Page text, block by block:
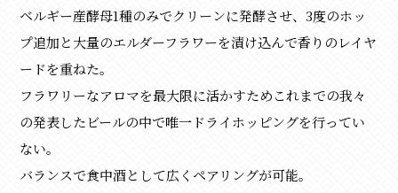
ベルギー産酵母1種のみでクリーンに発酵させ、3度のホッ
プ追加と大量のエルダーフラワーを漬け込んで香りのレイヤ
ードを重ねた。
フラワリーなアロマを最大限に活かすためこれまでの我々
の発表したビールの中で唯一ドライホッピングを行ってい
ない。
バランスで食中酒として広くペアリングが可能。